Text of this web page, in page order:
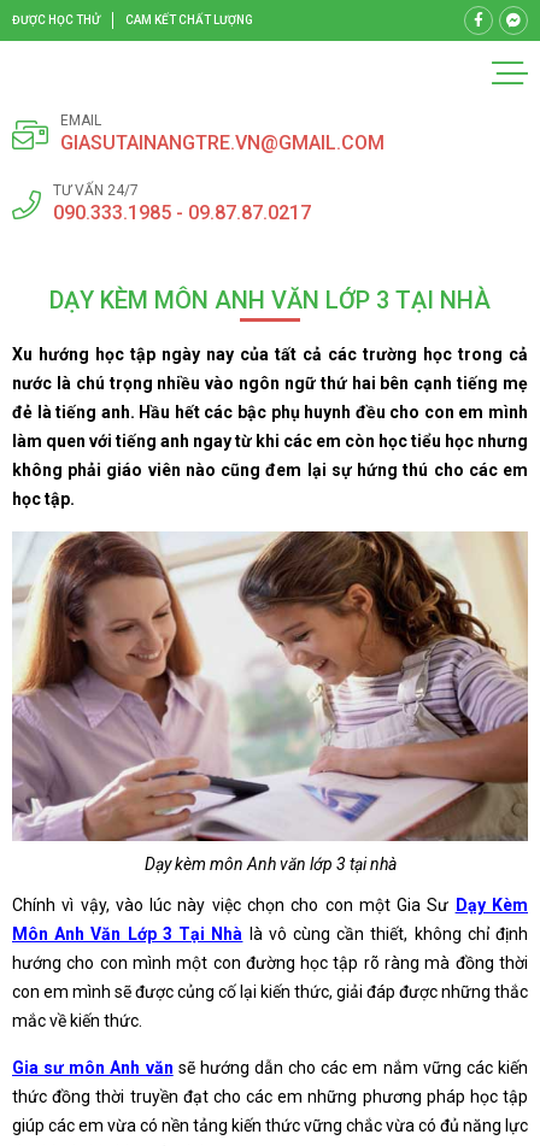
ĐƯỢC HỌC THỬ CAM KẾT CHẤT LƯỢNG
EMAIL
GIASUTAINANGTRE.VN@GMAIL.COM
TƯ VẤN 24/7
090.333.1985 - 09.87.87.0217
DẠY KÈM MÔN ANH VĂN LỚP 3 TẠI NHÀ
Xu hướng học tập ngày nay của tất cả các trường học trong cả
nước là chú trọng nhiều vào ngôn ngữ thứ hai bên cạnh tiếng mẹ
đẻ là tiếng anh. Hầu hết các bậc phụ huynh đều cho con em mình
làm quen với tiếng anh ngay từ khi các em còn học tiểu học nhưng
không phải giáo viên nào cũng đem lại sự hứng thú cho các em
học tập.
Dạy kèm môn Anh văn lớp 3 tại nhà
Chính vì vậy, vào lúc này việc chọn cho con một Gia Sư Dạy Kèm
Môn Anh Văn Lớp 3 Tại Nhà là vô cùng cần thiết, không chỉ định
hướng cho con mình một con đường học tập rõ ràng mà đồng thời
con em mình sẽ được củng cố lại kiến thức, giải đáp được những thắc
mắc về kiến thức.
Gia sư môn Anh văn sẽ hướng dẫn cho các em nắm vững các kiến
thức đồng thời truyền đạt cho các em những phương pháp học tập
giúp các em vừa có nền tảng kiến thức vững chắc vừa có đủ năng lực